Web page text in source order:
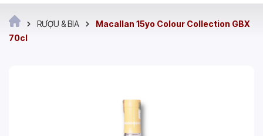
RƯỢU & BIA
Macallan 15yo Colour Collection GBX
70cl